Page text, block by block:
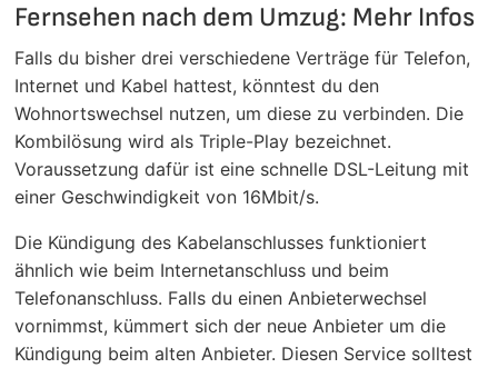
Fernsehen nach dem Umzug: Mehr Infos
Falls du bisher drei verschiedene Verträge für Telefon,
Internet und Kabel hattest, könntest du den
Wohnortswechsel nutzen, um diese zu verbinden. Die
Kombilösung wird als Triple-Play bezeichnet.
Voraussetzung dafür ist eine schnelle DSL-Leitung mit
einer Geschwindigkeit von 16Mbit/s.
Die Kündigung des Kabelanschlusses funktioniert
ähnlich wie beim Internetanschluss und beim
Telefonanschluss. Falls du einen Anbieterwechsel
vornimmst, kümmert sich der neue Anbieter um die
Kündigung beim alten Anbieter. Diesen Service solltest